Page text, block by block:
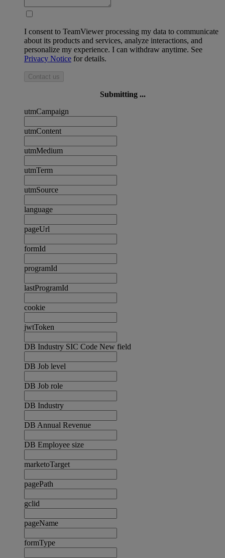
I consent to TeamViewer processing my data to communicate
about its products and services, analyze interactions, and
personalize my experience. I can withdraw anytime. See
Privacy Notice for details.
Contact us
Submitting ...
utmCampaign
utmContent
utmMedium
utmTerm
utmSource
language
pageUrl
formId
programId
lastProgramId
cookie
jwtToken
DB Industry SIC Code New field
DB Job level
DB Job role
DB Industry
DB Annual Revenue
DB Employee size
marketoTarget
pagePath
gclid
pageName
formType